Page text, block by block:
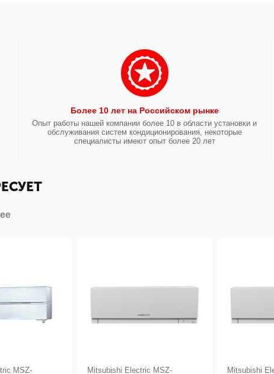
Более 10 лет на Российском рынке
Опыт работы нашей компании более 10 в области установки и
обслуживания систем кондиционирования, некоторые
специалисты имеют опыт более 20 лет
MSZ- Mitsubishi Electric MSZ- Mitsubishi